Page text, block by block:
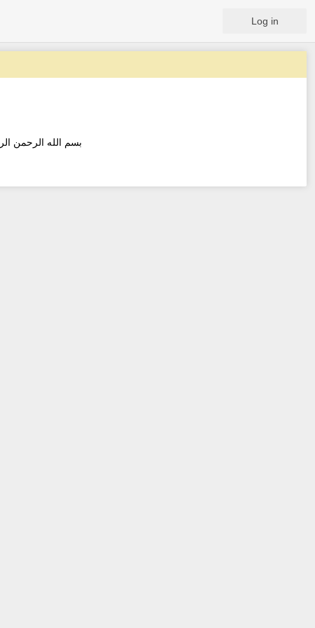
Log in
بسم الله الرحمن